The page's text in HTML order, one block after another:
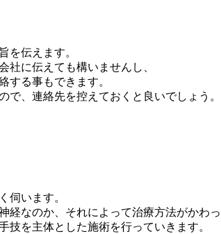
を伝えます。
社に伝えても構いませんし、
する事もできます。
、連絡先を控えておくと良いでしょう。
伺います。
なのか、それによって治療方法がかわっ
を主体とした施術を行っていきます。